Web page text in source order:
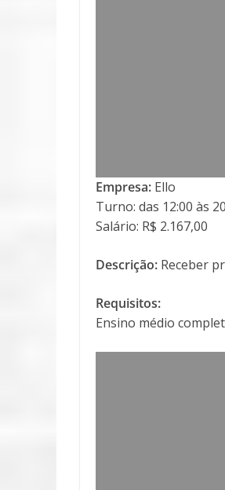
Empresa: Ello
Turno: das 12:00 às
Salário: R$ 2.167,00
Descrição: Receber
Requisitos:
Ensino médio